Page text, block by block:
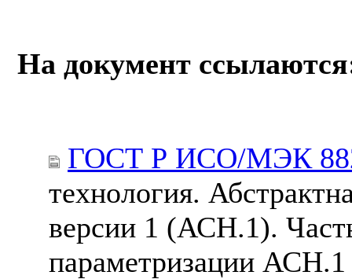
На документ
ГОСТ Р ИСО/МЭК
технология.
версии 1 (АСН.1).
параметризации АСН.1